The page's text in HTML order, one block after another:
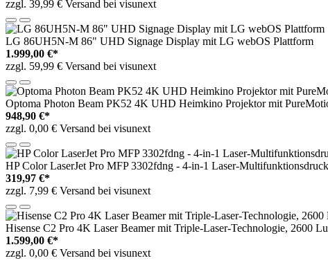
zzgl. 39,99 € Versand bei visunext
LG 86UH5N-M 86" UHD Signage Display mit LG webOS Plattform
1.999,00 €*
zzgl. 59,99 € Versand bei visunext
Optoma Photon Beam PK52 4K UHD Heimkino Projektor mit
948,90 €*
zzgl. 0,00 € Versand bei visunext
HP Color LaserJet Pro MFP 3302fdng - 4-in-1 Laser-
319,97 €*
zzgl. 7,99 € Versand bei visunext
Hisense C2 Pro 4K Laser Beamer mit Triple-Laser-Technologie, 2600
1.599,00 €*
zzgl. 0,00 € Versand bei visunext